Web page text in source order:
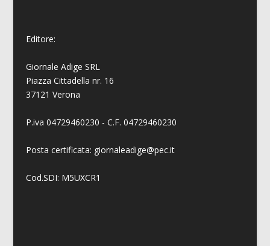
Editore:
Giornale Adige SRL
Piazza Cittadella nr. 16
37121 Verona
P.iva 04729460230 - C.F. 04729460230
Posta certificata: giornaleadige@pec.it
Cod.SDI: M5UXCR1